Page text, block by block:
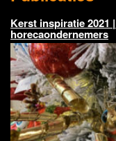
Kerst inspiratie 2021
horecaondernemers